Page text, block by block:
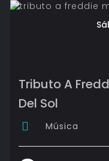
Tributo A
Del Sol
Música